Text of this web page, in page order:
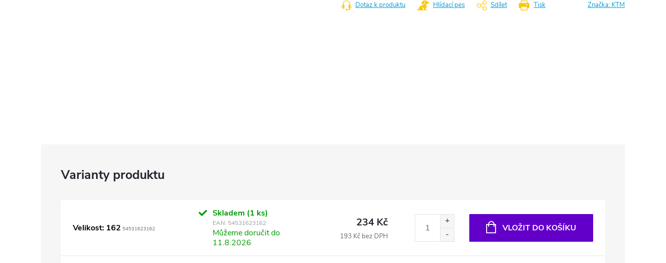
Tisk
Dotaz k produktu Hlídací pes Sdílet Značka: KTM
Velikost: 162 54531623162
Skladem (1 ks)
EAN: 54531623162
Můžeme doručit do
11.8.2026
234 Kč
193 Kč bez DPH
VLOŽIT DO KOŠÍKU